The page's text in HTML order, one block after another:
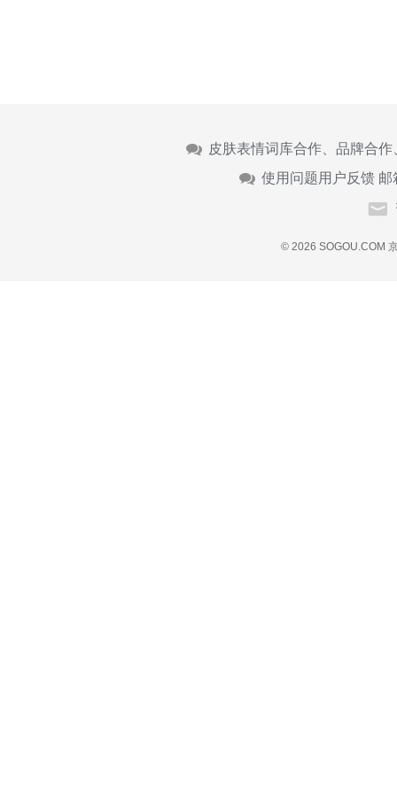
皮肤表情词库合作、品牌合
使用问题用户反馈 邮
© 2026 SOGOU.COM